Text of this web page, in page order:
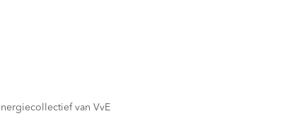
van VvE